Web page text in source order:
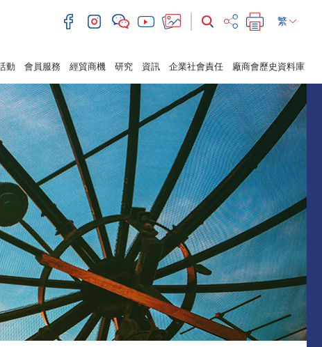
繁
動 會員服務 經貿商機 研究 資訊 企業社會責任 廠商會歷史資料庫